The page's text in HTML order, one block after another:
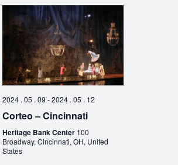
2024 . 05 . 09 -2024 . 05 . 12
Corteo – Cincinnati
Heritage Bank Center 100
Broadway, Cincinnati, OH, United
States